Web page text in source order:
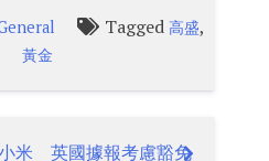
Tagged高盛,
黃金
米
英國據報考慮豁免